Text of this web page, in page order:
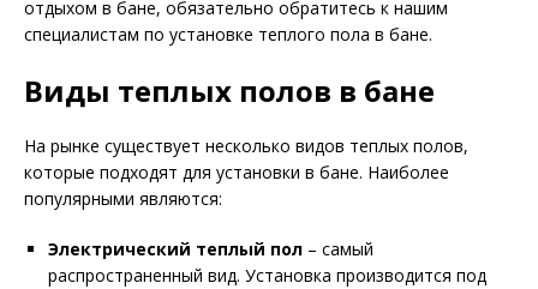
отдыхом в бане, обязательно обратитесь к нашим
специалистам по установке теплого пола в бане.
Виды теплых полов в бане
На рынке существует несколько видов теплых полов,
которые подходят для установки в бане. Наиболее
популярными являются:
Электрический теплый пол – самый
распространенный вид. Установка производится под